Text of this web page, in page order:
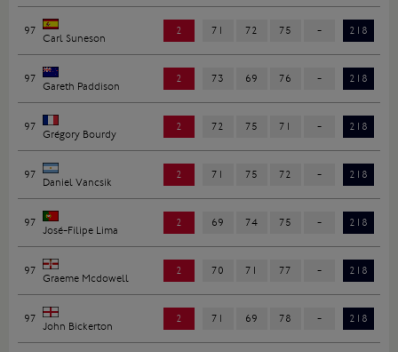
97
Carl Suneson
2 71 72 75 - 218
97
Gareth Paddison
2 73 69 76 - 218
97
Grégory Bourdy
2 72 75 71 - 218
97
Daniel Vancsik
2 71 75 72 - 218
97
José-Filipe Lima
2 69 74 75 - 218
97
Graeme Mcdowell
2 70 71 77 - 218
97
John Bickerton
2 71 69 78 - 218